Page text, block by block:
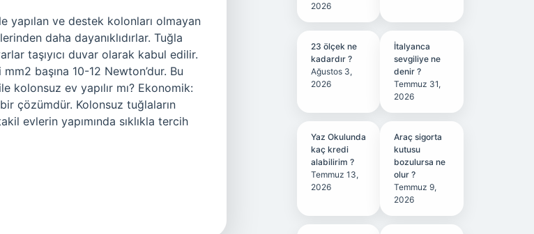
yapılan ve destek kolonları olmayan
daha dayanıklıdırlar. Tuğla
taşıyıcı duvar olarak kabul edilir.
başına 10-12 Newton’dur. Bu
ev yapılır mı? Ekonomik:
çözümdür. Kolonsuz tuğlaların
evlerin yapımında sıklıkla tercih
2026
23 ölçek ne
kadardır ?
Ağustos 3,
2026
İtalyanca
sevgiliye ne
denir ?
Temmuz 31,
2026
Yaz Okulunda
kaç kredi
alabilirim ?
Temmuz 13,
2026
Araç sigorta
kutusu
bozulursa ne
olur ?
Temmuz 9,
2026